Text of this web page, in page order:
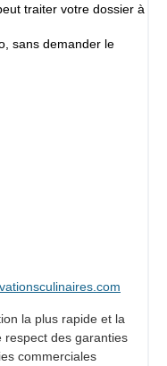
traiter votre dossier à
sans demander le
la plus rapide et la
respect des garanties
commerciales